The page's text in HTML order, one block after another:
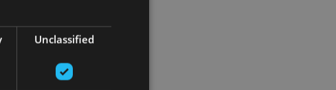
Unclassified